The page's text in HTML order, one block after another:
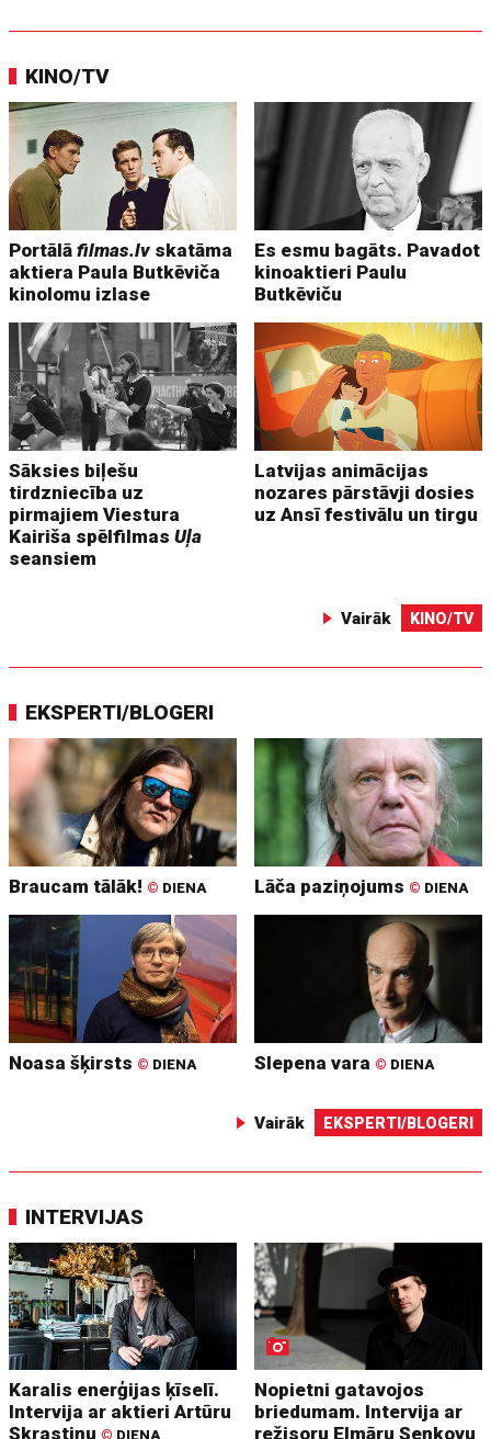
KINO/TV
Portālāfilmas.lv skatāma
aktiera Paula Butkēviča
kinolomu izlase
Es esmu bagāts. Pavadot
kinoaktieri Paulu
Butkēviču
Sāksies biļešu
tirdzniecība uz
pirmajiem Viestura
Kairiša spēlfilmasUļa
seansiem
Latvijas animācijas
nozares pārstāvji dosies
uz Ansī festivālu un tirgu
Vairāk KINO/TV
EKSPERTI/BLOGERI
Braucam tālāk! © DIENA Lāča paziņojums © DIENA
Noasa šķirsts © DIENA Slepena vara © DIENA
Vairāk EKSPERTI/BLOGERI
INTERVIJAS
Karalis enerģijas ķīselī.
Intervija ar aktieri Artūru
Skrastiņu © DIENA
Nopietni gatavojos
briedumam. Intervija ar
režisoru Elmāru Seņkovu